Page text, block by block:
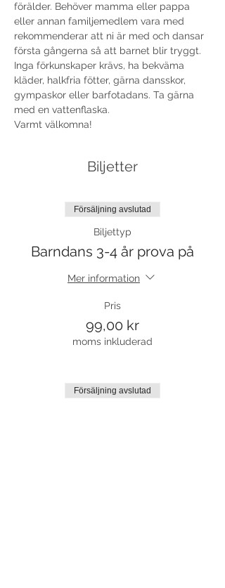
förälder. Behöver mamma eller pappa
eller annan familjemedlem vara med
rekommenderar att ni är med och dansar
första gångerna så att barnet blir tryggt.
Inga förkunskaper krävs, ha bekväma
kläder, halkfria fötter, gärna dansskor,
gympaskor eller barfotadans. Ta gärna
med en vattenflaska.
Varmt välkomna!
Biljetter
Försäljning avslutad
Biljettyp
Barndans 3-4 år prova på
Mer information
Pris
99,00 kr
moms inkluderad
Försäljning avslutad